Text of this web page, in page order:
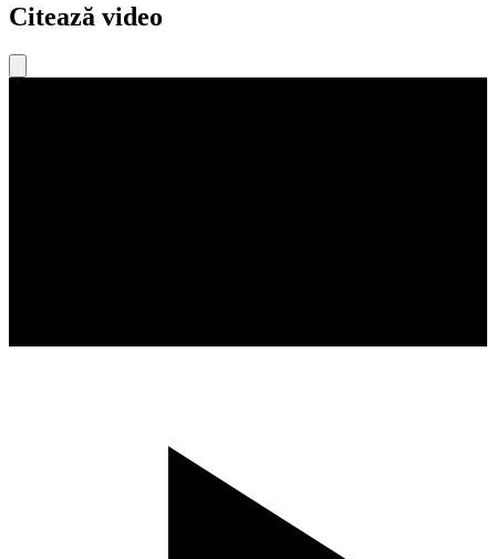
Citează video